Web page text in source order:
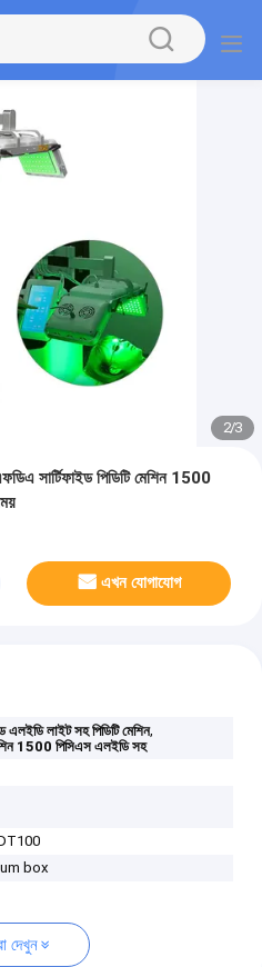
2/3
সার্টিফাইড পিডিটি মেশিন 1500
এখন যোগাযোগ
এলইডি লাইট সহ পিডিটি মেশিন,
1500 পিসিএস এলইডি সহ
box
দেখুন